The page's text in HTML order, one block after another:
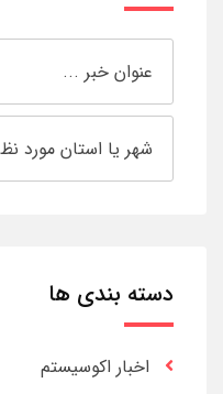
دسته بندی ها
اخبار اکوسیستم